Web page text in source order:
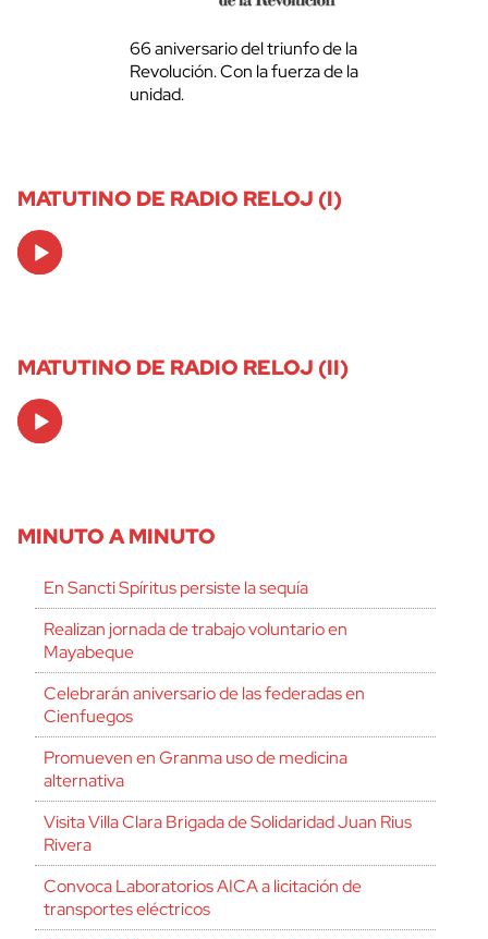
66 aniversario del triunfo de la
Revolución. Con la fuerza de la
unidad.
MATUTINO DE RADIO RELOJ (I)
Audio
Player
MATUTINO DE RADIO RELOJ (II)
Audio
Player
MINUTO A MINUTO
En Sancti Spíritus persiste la sequía
Realizan jornada de trabajo voluntario en
Mayabeque
Celebrarán aniversario de las federadas en
Cienfuegos
Promueven en Granma uso de medicina
alternativa
Visita Villa Clara Brigada de Solidaridad Juan Rius
Rivera
Convoca Laboratorios AICA a licitación de
transportes eléctricos